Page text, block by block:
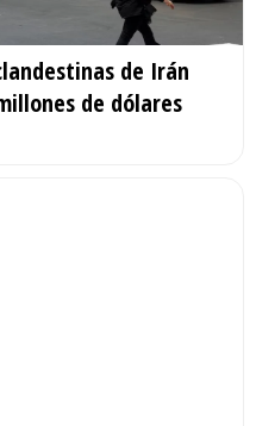
de Irán
de dólares